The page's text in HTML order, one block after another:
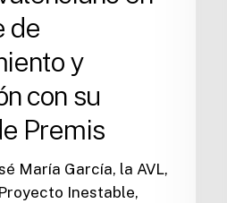
de
y
con su
Premis
María García, la AVL,
Inestable,